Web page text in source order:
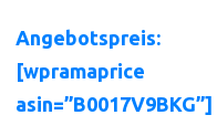
Angebotspreis:
[wpramaprice
asin=”B0017V9BKG”]